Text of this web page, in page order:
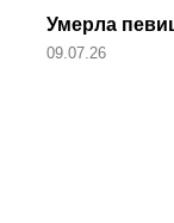
Умерла
09.07.26